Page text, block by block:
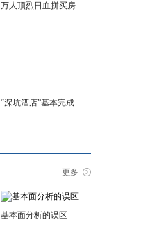
万人顶烈日血拼买房
“深坑酒店”基本完成
更多
基本面分析的误区